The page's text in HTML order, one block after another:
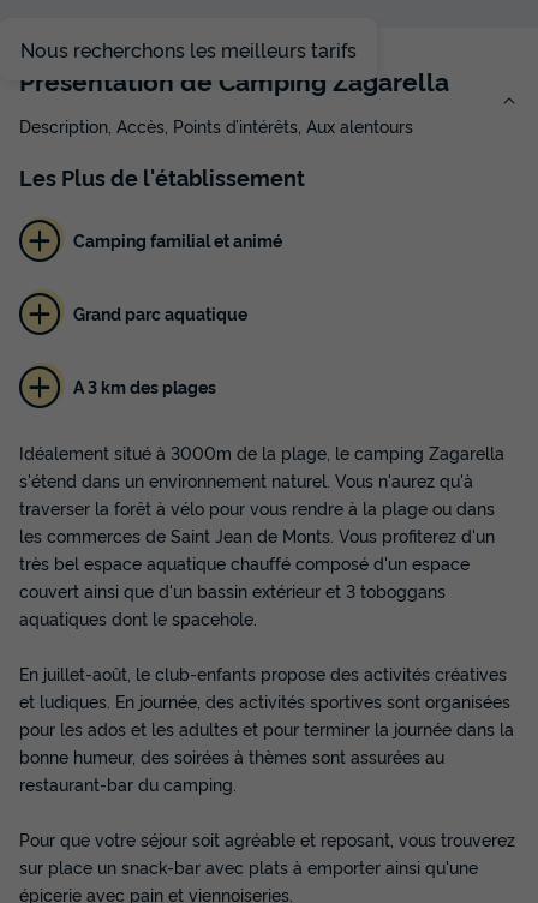
Meilleur prix pour 7 nuits
Modifier les dates
171 €
Voir les disponibilités
MOBILHOME 5 personnes - Grand Cottage
Confort - Terrasse semi-couverte
Récent
Surface
28m²
Adultes
4
Enfants
1
Chambres
2
Salle de bain
1
Terrasse semi-couverte Cafetière
Salon de jardin
Micro-ondes+ 1
MOBILHOME 5 personnes - Grand Cottage Confort -
Terrasse semi-couverte
au 12/09/2026
Meilleur prix pour 7 nuits
Nous recherchons les meilleurs tarifs
Présentation de Camping Zagarella
Description, Accès, Points d’intérêts, Aux alentours
Les Plusde l'établissement
Camping familial et animé
Grand parc aquatique
A 3 km des plages
Idéalement situé à 3000m de la plage, le camping Zagarella
s'étend dans un environnement naturel. Vous n'aurez qu'à
traverser la forêt à vélo pour vous rendre à la plage ou dans
les commerces de Saint Jean de Monts. Vous profiterez d'un
très bel espace aquatique chauffé composé d'un espace
couvert ainsi que d'un bassin extérieur et 3 toboggans
aquatiques dont le spacehole.
En juillet-août, le club-enfants propose des activités créatives
et ludiques. En journée, des activités sportives sont organisées
pour les ados et les adultes et pour terminer la journée dans la
bonne humeur, des soirées à thèmes sont assurées au
restaurant-bar du camping.
Pour que votre séjour soit agréable et reposant, vous trouverez
sur place un snack-bar avec plats à emporter ainsi qu'une
épicerie avec pain et viennoiseries.